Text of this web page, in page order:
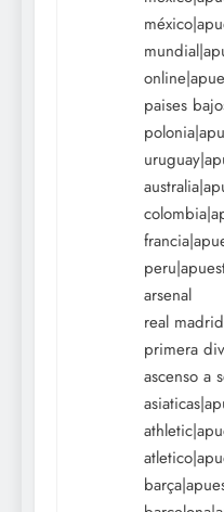
paises
arsenal
real
primera
ascenso a